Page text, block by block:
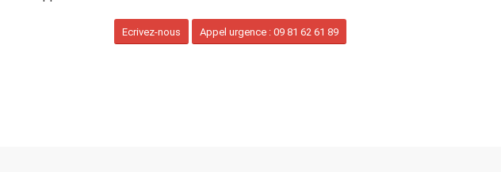
Ecrivez-nous Appel urgence : 09 81 62 61 89